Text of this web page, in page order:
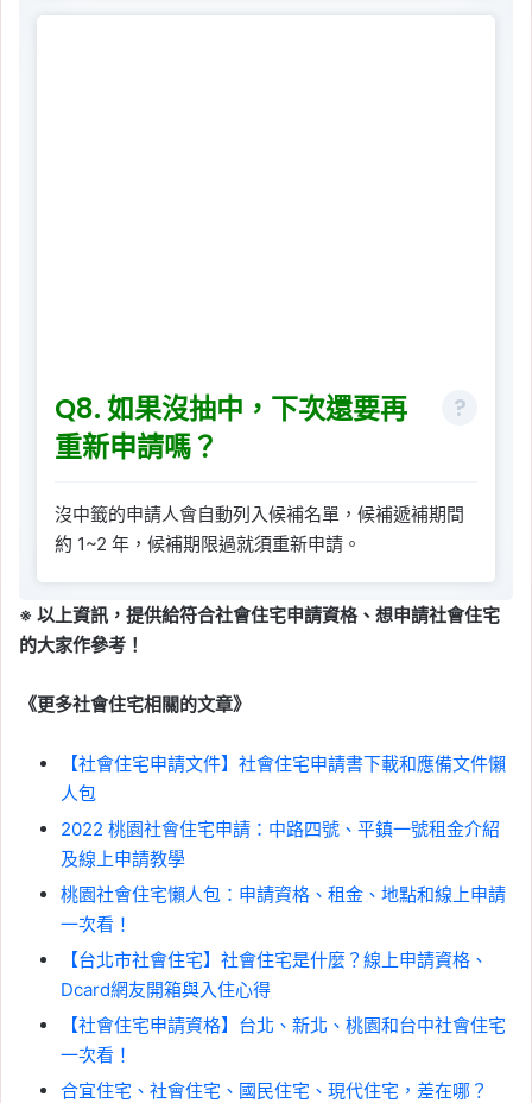
Q8. 如果沒抽中，下次還要再
重新申請嗎？
沒中籤的申請人會自動列入候補名單，候補遞補期間
約 1~2 年，候補期限過就須重新申請。
※ 以上資訊，提供給符合社會住宅申請資格、想申請社會住宅
的大家作參考！
《更多社會住宅相關的文章》
【社會住宅申請文件】社會住宅申請書下載和應備文件懶
人包
2022 桃園社會住宅申請：中路四號、平鎮一號租金介紹
及線上申請教學
桃園社會住宅懶人包：申請資格、租金、地點和線上申請
一次看！
【台北市社會住宅】社會住宅是什麼？線上申請資格、
Dcard網友開箱與入住心得
【社會住宅申請資格】台北、新北、桃園和台中社會住宅
一次看！
合宜住宅、社會住宅、國民住宅、現代住宅，差在哪？